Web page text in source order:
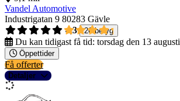
Vandel Automotive
Industrigatan 9 80283 Gävle
4,3
26 betyg
Du kan tidigast få tid: torsdag den 13 augusti
Öppettider
Få offerter
Detaljer